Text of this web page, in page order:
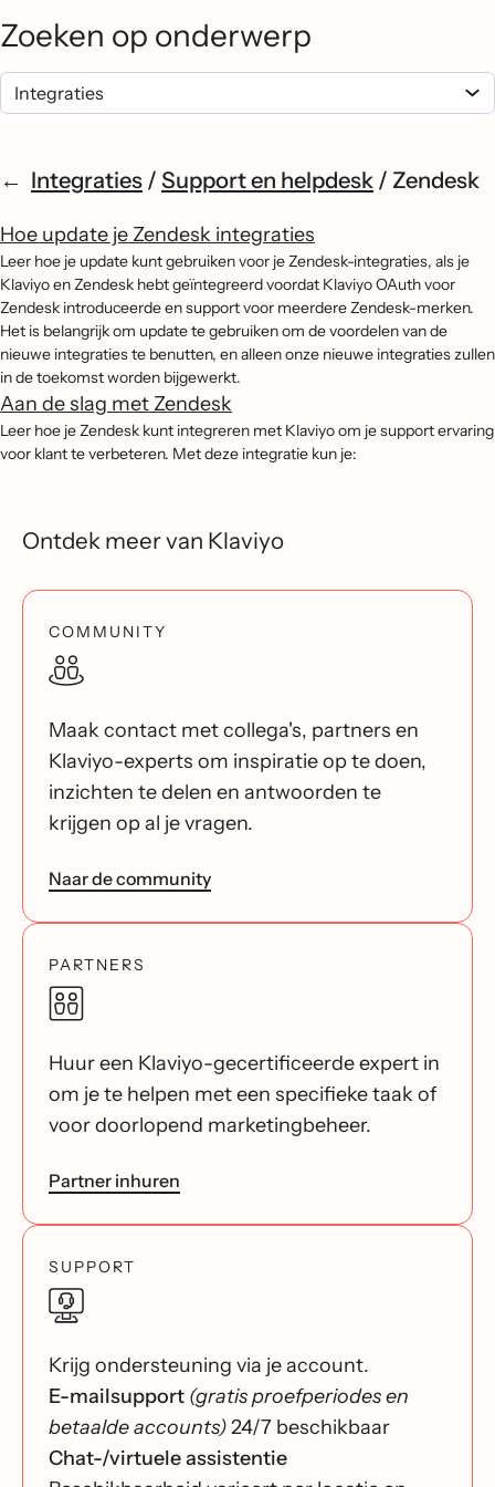
Zoeken op onderwerp
Integraties / Support en helpdesk / Zendesk
Hoe update je Zendesk integraties
Leer hoe je update kunt gebruiken voor je Zendesk-integraties, als je
Klaviyo en Zendesk hebt geïntegreerd voordat Klaviyo OAuth voor
Zendesk introduceerde en support voor meerdere Zendesk-merken.
Het is belangrijk om update te gebruiken om de voordelen van de
nieuwe integraties te benutten, en alleen onze nieuwe integraties zullen
in de toekomst worden bijgewerkt.
Aan de slag met Zendesk
Leer hoe je Zendesk kunt integreren met Klaviyo om je support ervaring
voor klant te verbeteren. Met deze integratie kun je:
Ontdek meer van Klaviyo
COMMUNITY
Maak contact met collega's, partners en
Klaviyo-experts om inspiratie op te doen,
inzichten te delen en antwoorden te
krijgen op al je vragen.
Naar de community
PARTNERS
Huur een Klaviyo-gecertificeerde expert in
om je te helpen met een specifieke taak of
voor doorlopend marketingbeheer.
Partner inhuren
SUPPORT
Krijg ondersteuning via je account.
E-mailsupport (gratis proefperiodes en
betaalde accounts)24/7 beschikbaar
Chat-/virtuele assistentie